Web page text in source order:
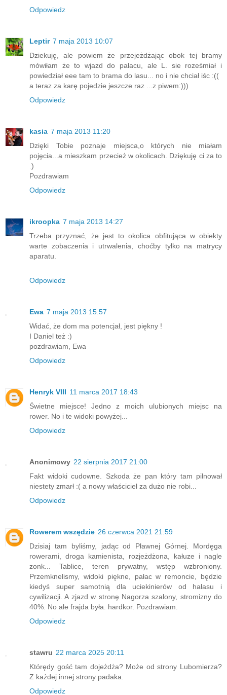
Odpowiedz
Leptir 7 maja 2013 10:07
Dziekuję, ale powiem że przejeżdżając obok tej bramy
mówiłam że to wjazd do pałacu, ale L. sie roześmiał i
powiedział eee tam to brama do lasu... no i nie chciał iśc :((
a teraz za karę pojedzie jeszcze raz ...z piwem:)))
Odpowiedz
kasia 7 maja 2013 11:20
Dzięki Tobie poznaje miejsca,o których nie miałam
pojęcia...a mieszkam przecież w okolicach. Dziękuję ci za to
:)
Pozdrawiam
Odpowiedz
ikroopka 7 maja 2013 14:27
Trzeba przyznać, że jest to okolica obfitująca w obiekty
warte zobaczenia i utrwalenia, choćby tylko na matrycy
aparatu.
Odpowiedz
Ewa 7 maja 2013 15:57
Widać, że dom ma potencjał, jest piękny !
I Daniel też :)
pozdrawiam, Ewa
Odpowiedz
Henryk VIII 11 marca 2017 18:43
Świetne miejsce! Jedno z moich ulubionych miejsc na
rower. No i te widoki powyżej...
Odpowiedz
Anonimowy 22 sierpnia 2017 21:00
Fakt widoki cudowne. Szkoda że pan który tam pilnował
niestety zmarł :( a nowy właściciel za dużo nie robi...
Odpowiedz
Rowerem wszędzie 26 czerwca 2021 21:59
Dzisiaj tam byliśmy, jadąc od Pławnej Górnej. Mordęga
rowerami, droga kamienista, rozjeżdżona, kałuze i nagle
zonk... Tablice, teren prywatny, wstęp wzbroniony.
Przemknelismy, widoki piękne, pałac w remoncie, będzie
kiedyś super samotnią dla uciekinierów od hałasu i
cywilizacji. A zjazd w stronę Nagorza szalony, stromizny do
40%. No ale frajda była. hardkor. Pozdrawiam.
Odpowiedz
stawru 22 marca 2025 20:11
Którędy gość tam dojeżdża? Może od strony Lubomierza?
Z każdej innej strony padaka.
Odpowiedz